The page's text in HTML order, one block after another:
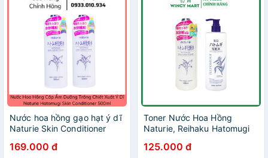
Nước hoa hồng gạo hạt ý dĩ
Naturie Skin Conditioner
169.000 đ
Toner Nước Hoa Hồng
Naturie, Reihaku Hatomugi
Dĩ 500ml Nhật Bản - Date
125.000 đ